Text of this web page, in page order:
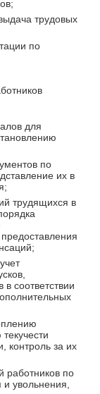
трудовых
по
для
по
их в
трудящихся в
соответствии
контроль за их
работников по
увольнения,